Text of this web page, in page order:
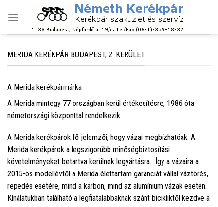
MERIDA KERÉKPÁR BUDAPEST, 2. KERÜLET
A Merida kerékpármárka
A Merida mintegy 77 országban kerül értékesítésre, 1986 óta
németországi központtal rendelkezik.
A Merida kerékpárok fő jelemzői, hogy vázai megbízhatóak. A
Merida kerékpárok a legszigorúbb minőségbiztosítási
követelményeket betartva kerülnek legyártásra. Így a vázaira a
2015-ös modellévtől a Merida élettartam garanciát vállal váztörés,
repedés esetére, mind a karbon, mind az alumínium vázak esetén.
Kínálatukban található a legfiatalabbaknak szánt bicikliktől kezdve a